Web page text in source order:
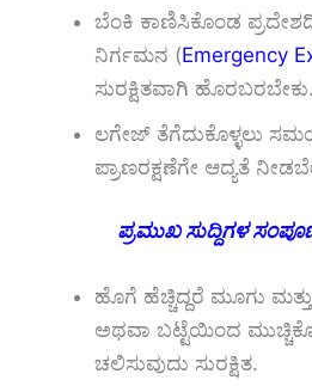
ಬೆಂಕಿ ಕಾಣಿಸಿಕೊಂಡ
ನಿರ್ಗಮನ (Emergency
ಸುರಕ್ಷಿತವಾಗಿ ಹೊರಬರಬೇಕು.
ಲಗೇಜ್ ತೆಗೆದುಕೊಳ್ಳಲು
ಪ್ರಾಣರಕ್ಷಣೆಗೇ ಆದ್ಯತೆ
ಪ್ರಮುಖ ಸುದ್ದಿಗಳ
ಹೊಗೆ ಹೆಚ್ಚಿದ್ದರೆ ಮೂಗು
ಅಥವಾ ಬಟ್ಟೆಯಿಂದ
ಚಲಿಸುವುದು ಸುರಕ್ಷಿತ.